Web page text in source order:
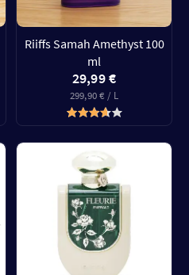
Riiffs Samah Amethyst 100
ml
29,99 €
299,90 € / L